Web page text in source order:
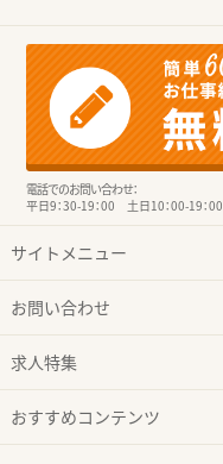
電話でのお問い合わせ：
平日9：30-19：00 土日10：00-19：00
サイトメニュー
お問い合わせ
求人特集
おすすめコンテンツ